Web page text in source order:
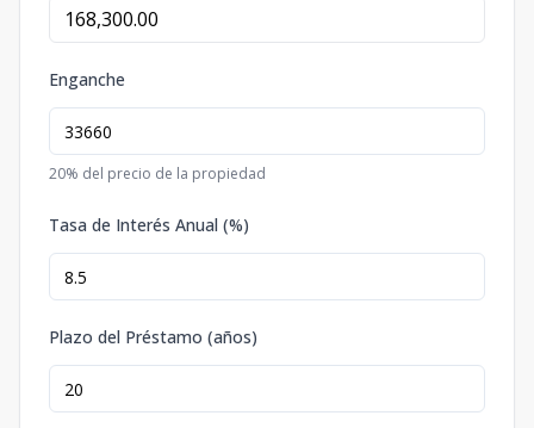
Enganche
20% del precio de la propiedad
Tasa de Interés Anual (%)
Plazo del Préstamo (años)